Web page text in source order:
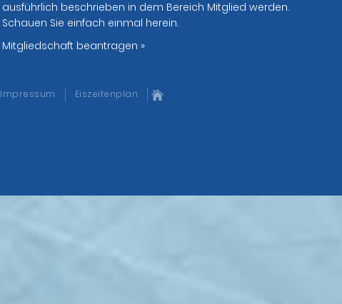
ausführlich beschrieben in dem Bereich Mitglied werden.
Schauen Sie einfach einmal herein.
Mitgliedschaft beantragen »
Impressum Eiszeitenplan